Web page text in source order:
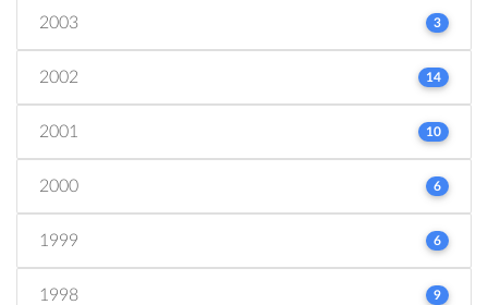
2003 3
2002 14
2001 10
2000 6
1999 6
1998 9